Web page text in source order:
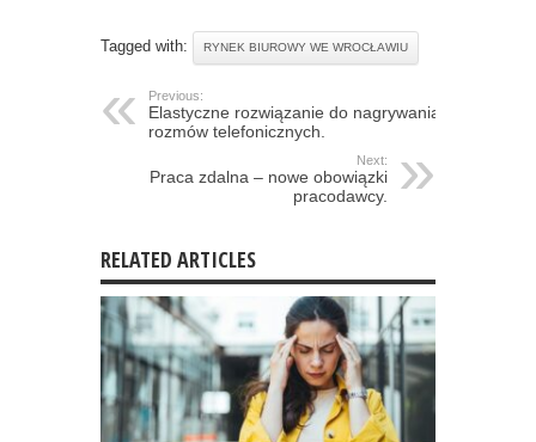
Tagged with: RYNEK BIUROWY WE WROCŁAWIU
Previous:
Elastyczne rozwiązanie do nagrywania
rozmów telefonicznych.
Next:
Praca zdalna – nowe obowiązki
pracodawcy.
RELATED ARTICLES